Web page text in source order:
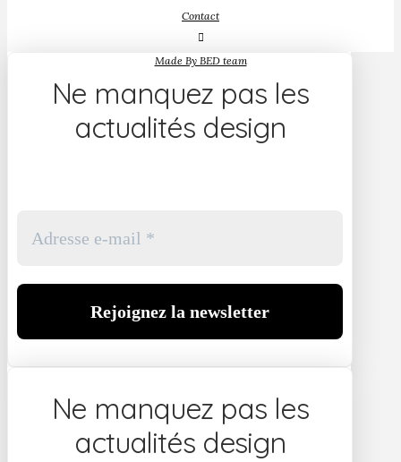
Contact
Made By BED team
Ne manquez pas les
actualités design
Ne manquez pas les
actualités design